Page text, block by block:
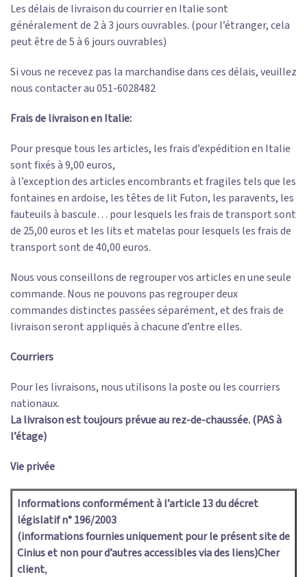
Les délais de livraison du courrier en Italie sont
généralement de 2 à 3 jours ouvrables. (pour l’étranger, cela
peut être de 5 à 6 jours ouvrables)
Si vous ne recevez pas la marchandise dans ces délais, veuillez
nous contacter au 051-6028482
Frais de livraison en Italie:
Pour presque tous les articles, les frais d’expédition en Italie
sont fixés à 9,00 euros,
à l’exception des articles encombrants et fragiles tels que les
fontaines en ardoise, les têtes de lit Futon, les paravents, les
fauteuils à bascule… pour lesquels les frais de transport sont
de 25,00 euros et les lits et matelas pour lesquels les frais de
transport sont de 40,00 euros.
Nous vous conseillons de regrouper vos articles en une seule
commande. Nous ne pouvons pas regrouper deux
commandes distinctes passées séparément, et des frais de
livraison seront appliqués à chacune d’entre elles.
Courriers
Pour les livraisons, nous utilisons la poste ou les courriers
nationaux.
La livraison est toujours prévue au rez-de-chaussée. (PAS à
l’étage)
Vie privée
Informations conformément à l’article 13 du décret
législatif n° 196/2003
(informations fournies uniquement pour le présent site de
Cinius et non pour d’autres accessibles via des liens)Cher
client,